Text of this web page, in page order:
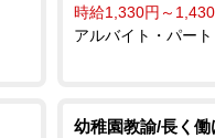
時給1,330円～
アルバイト・パー
幼稚園教諭/長く